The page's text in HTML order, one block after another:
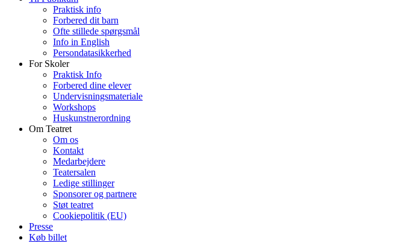
Praktisk info
Forbered dit barn
Ofte stillede spørgsmål
Info in English
Persondatasikkerhed
For Skoler
Praktisk Info
Forbered dine elever
Undervisningsmateriale
Workshops
Huskunstnerordning
Om Teatret
Om os
Kontakt
Medarbejdere
Teatersalen
Ledige stillinger
Sponsorer og partnere
Støt teatret
Cookiepolitik (EU)
Presse
Køb billet